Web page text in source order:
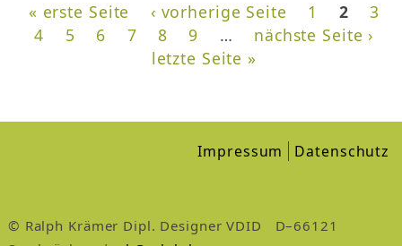
« erste Seite ‹ vorherige Seite 1 2
3
4
5 6 7 8 9 …
nächste Seite ›
letzte Seite »
Impressum Datenschutz
© Ralph Krämer Dipl. Designer VDID D–66121